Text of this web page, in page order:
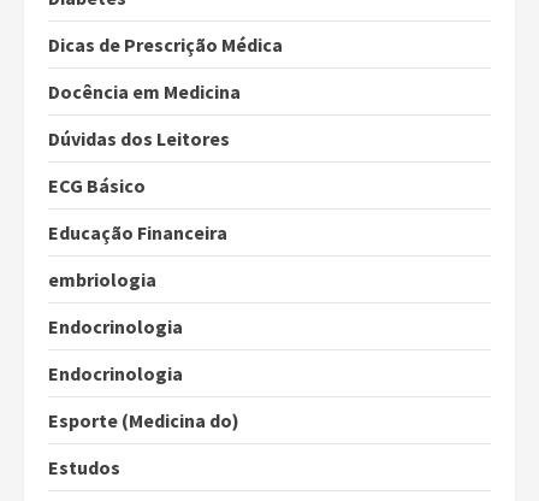
Dicas de Prescrição Médica
Docência em Medicina
Dúvidas dos Leitores
ECG Básico
Educação Financeira
embriologia
Endocrinologia
Endocrinologia
Esporte (Medicina do)
Estudos